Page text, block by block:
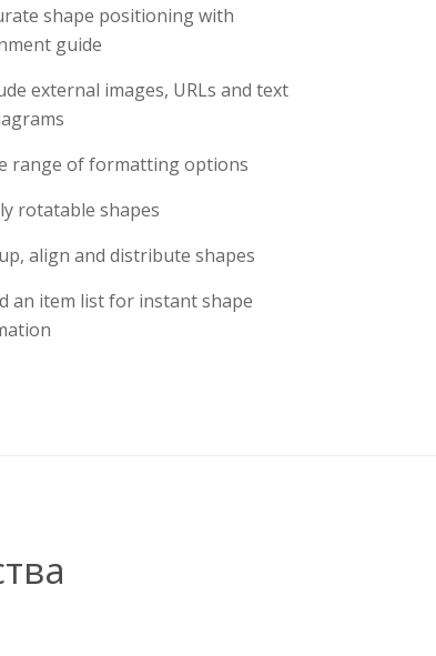
shape positioning with
guide
external images, URLs and text
range of formatting options
rotatable shapes
align and distribute shapes
an item list for instant shape